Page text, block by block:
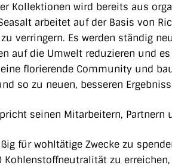
Kollektionen wird bereits aus
arbeitet auf der Basis von
verringern. Es werden ständig
auf die Umwelt reduzieren und
florierende Community und
so zu neuen, besseren
seinen Mitarbeitern, Partnern
für wohltätige Zwecke zu
Kohlenstoffneutralität zu